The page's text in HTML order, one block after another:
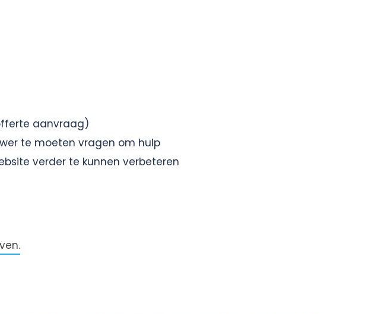
aanvraag)
te moeten vragen om hulp
verder te kunnen verbeteren